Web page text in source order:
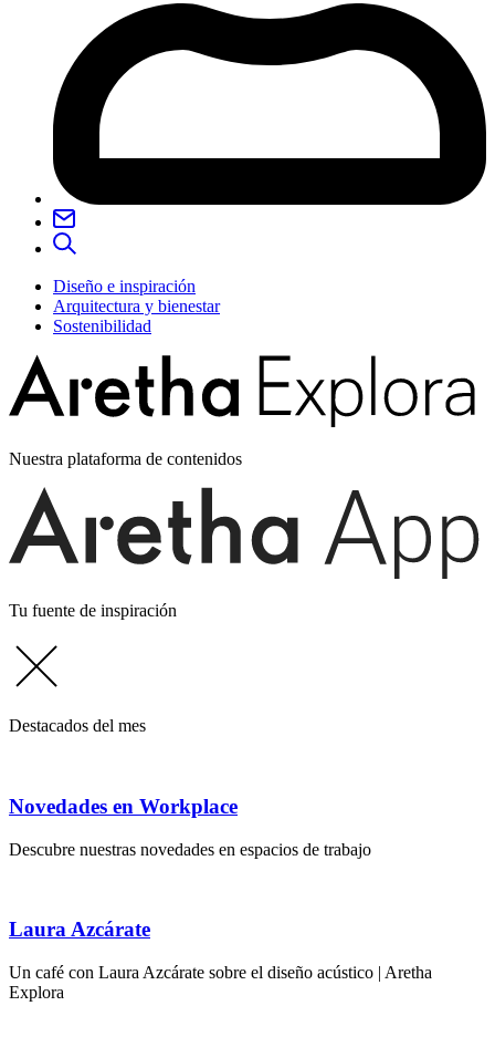
Diseño e inspiración
Arquitectura y bienestar
Sostenibilidad
Nuestra plataforma de contenidos
Tu fuente de inspiración
Destacados del mes
Novedades en Workplace
Descubre nuestras novedades en espacios de trabajo
Laura Azcárate
Un café con Laura Azcárate sobre el diseño acústico | Aretha
Explora